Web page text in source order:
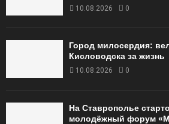
10.08.2026 0
Город милосердия:
Кисловодска за жизнь
10.08.2026 0
На Ставрополье
молодёжный форум